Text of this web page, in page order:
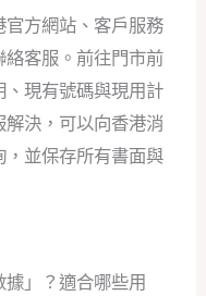
方網站、客戶服務
客服。前往門市前
現有號碼與現用計
決，可以向香港消
並保存所有書面與
」？適合哪些用